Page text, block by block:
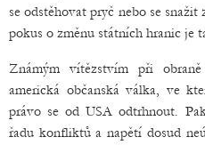
se odstěhovat pryč nebo se
pokus o změnu státních hranic je
Známým vítězstvím při
americká občanská válka, ve
právo se od USA odtrhnout.
řadu konfliktů a napětí dosud